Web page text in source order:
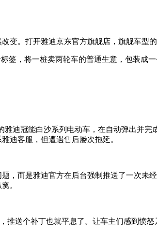
。打开雅迪京东官方旗舰店，旗舰车型的
签，将一桩卖两轮车的普通生意，包装成一
迪冠能白沙系列电动车，在自动弹出并
迪客服，但遭遇售后屡次拖延。
，而是雅迪官方在后台强制推送了一次未
。
推送个补丁也就平息了。让车主们感到愤